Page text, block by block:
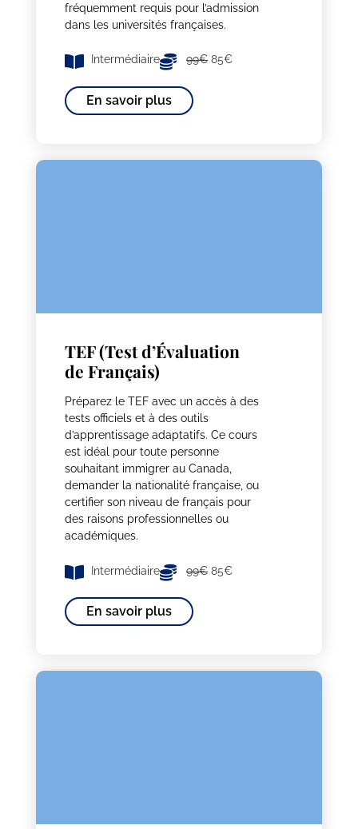
fréquemment requis pour l’admission
dans les universités françaises.
Intermédiaire 99€85€
En savoir plus
TEF (Test d’Évaluation
de Français)
Préparez le TEF avec un accès à des
tests officiels et à des outils
d’apprentissage adaptatifs. Ce cours
est idéal pour toute personne
souhaitant immigrer au Canada,
demander la nationalité française, ou
certifier son niveau de français pour
des raisons professionnelles ou
académiques.
Intermédiaire 99€85€
En savoir plus